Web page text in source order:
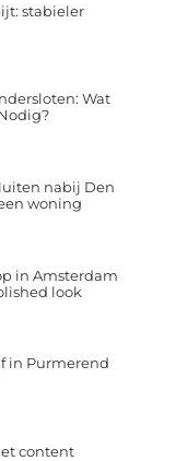
stabieler
Wat
nabij Den
woning
in Amsterdam
look
in Purmerend
content